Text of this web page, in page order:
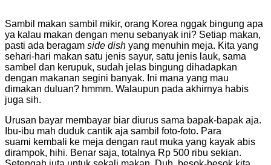
Sambil makan sambil mikir, orang Korea nggak bingung apa
ya kalau makan dengan menu sebanyak ini? Setiap makan,
pasti ada beragam side dish yang menuhin meja. Kita yang
sehari-hari makan satu jenis sayur, satu jenis lauk, sama
sambel dan kerupuk, sudah jelas bingung dihadapkan
dengan makanan segini banyak. Ini mana yang mau
dimakan duluan? hmmm. Walaupun pada akhirnya habis
juga sih.
Urusan bayar membayar biar diurus sama bapak-bapak aja.
Ibu-ibu mah duduk cantik aja sambil foto-foto. Para
suami kembali ke meja dengan raut muka yang kayak abis
dirampok, hihi. Benar saja, totalnya Rp 500 ribu sekian.